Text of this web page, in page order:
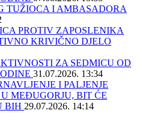
TUŽIOCA I AMBASADORA
PROTIV ZAPOSLENIKA
KRIVIČNO DJELO
ZA SEDMICU OD
31.07.2026. 13:34
I PALJENJE
MEĐUGORJU, BIT ĆE
BIH 29.07.2026. 14:14